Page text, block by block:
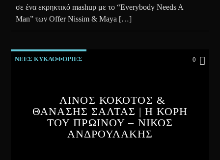
σε ένα εκρηκτικό mashup με το “Everybody Needs A
Man” των Offer Nissim & Maya […]
ΝΕΕΣ ΚΥΚΛΟΦΟΡΙΕΣ 0
ΛΙΝΟΣ ΚΟΚΟΤΟΣ &
ΘΑΝΑΣΗΣ ΣΑΛΤΑΣ | Η ΚΟΡΗ
ΤΟΥ ΠΡΩΙΝΟΥ – ΝΙΚΟΣ
ΑΝΔΡΟΥΛΑΚΗΣ